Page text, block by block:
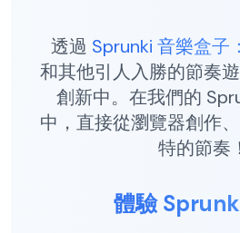
透過 Sprunki 音樂盒子
和其他引人入勝的節奏
創新中。在我們的
中，直接從瀏覽器創作
特的節奏！
體驗